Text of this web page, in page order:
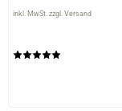
inkl. MwSt. zzgl. Versand